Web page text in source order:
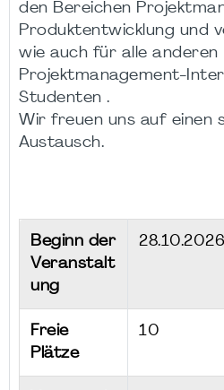
den Bereichen
Produktentwicklung und
wie auch für alle anderen
Projektmanagement-
Studenten .
Wir freuen uns auf einen
Austausch.
Beginn der
Veranstalt
ung
28.10.2026
Freie
Plätze
10